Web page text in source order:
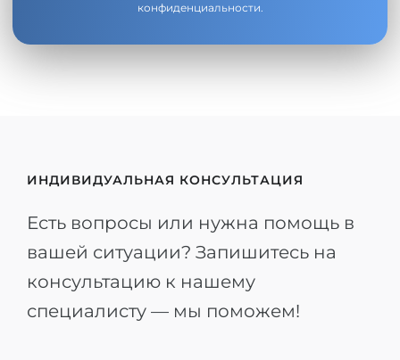
конфиденциальности.
ИНДИВИДУАЛЬНАЯ КОНСУЛЬТАЦИЯ
Есть вопросы или нужна помощь в
вашей ситуации? Запишитесь на
консультацию к нашему
специалисту — мы поможем!